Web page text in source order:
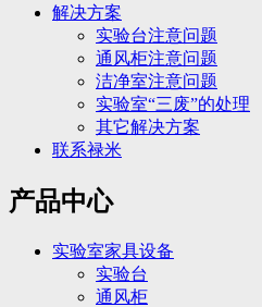
解决方案
实验台注意问题
通风柜注意问题
洁净室注意问题
实验室“三废”的处理
其它解决方案
联系禄米
产品中心
实验室家具设备
实验台
通风柜